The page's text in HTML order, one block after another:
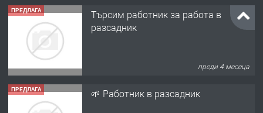
ПРЕДЛАГА
Търсим работник за работа в
разсадник
преди 4 месеца
ПРЕДЛАГА 🌱 Работник в разсадник